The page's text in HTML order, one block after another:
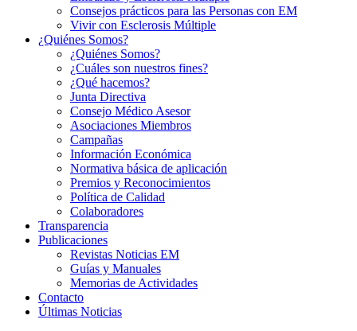
Consejos prácticos para las Personas con EM
Vivir con Esclerosis Múltiple
¿Quiénes Somos?
¿Quiénes Somos?
¿Cuáles son nuestros fines?
¿Qué hacemos?
Junta Directiva
Consejo Médico Asesor
Asociaciones Miembros
Campañas
Información Económica
Normativa básica de aplicación
Premios y Reconocimientos
Política de Calidad
Colaboradores
Transparencia
Publicaciones
Revistas Noticias EM
Guías y Manuales
Memorias de Actividades
Contacto
Últimas Noticias